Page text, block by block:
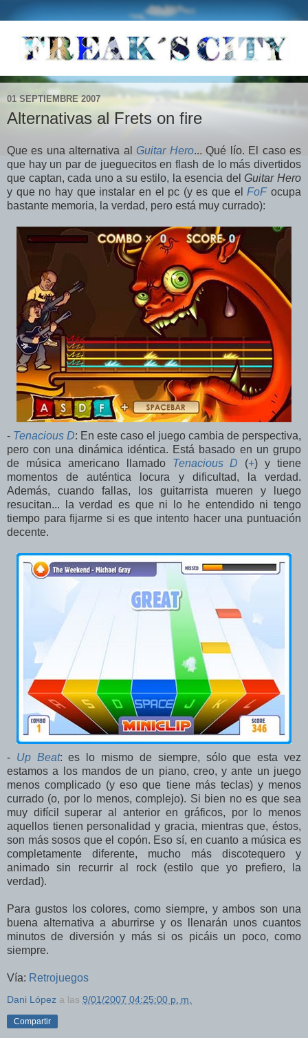
01 SEPTIEMBRE 2007
Alternativas al Frets on fire
Que es una alternativa alGuitar Hero... Qué lío. El caso es
que hay un par de jueguecitos en flash de lo más divertidos
que captan, cada uno a su estilo, la esencia delGuitar Hero
y que no hay que instalar en el pc (y es que elFoFocupa
bastante memoria, la verdad, pero está muy currado):
- Tenacious D: En este caso el juego cambia de perspectiva,
pero con una dinámica idéntica. Está basado en un grupo
de música americano llamado Tenacious D (+) y tiene
momentos de auténtica locura y dificultad, la verdad.
Además, cuando fallas, los guitarrista mueren y luego
resucitan... la verdad es que ni lo he entendido ni tengo
tiempo para fijarme si es que intento hacer una puntuación
decente.
- Up Beat: es lo mismo de siempre, sólo que esta vez
estamos a los mandos de un piano, creo, y ante un juego
menos complicado (y eso que tiene más teclas) y menos
currado (o, por lo menos, complejo). Si bien no es que sea
muy difícil superar al anterior en gráficos, por lo menos
aquellos tienen personalidad y gracia, mientras que, éstos,
son más sosos que el copón. Eso sí, en cuanto a música es
completamente diferente, mucho más discotequero y
animado sin recurrir al rock (estilo que yo prefiero, la
verdad).
Para gustos los colores, como siempre, y ambos son una
buena alternativa a aburrirse y os llenarán unos cuantos
minutos de diversión y más si os picáis un poco, como
siempre.
Vía: Retrojuegos
Dani López a las 9/01/2007 04:25:00 p. m.
Compartir